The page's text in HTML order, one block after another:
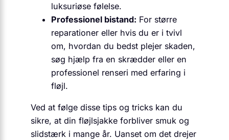
luksuriøse følelse.
Professionel bistand: For større
reparationer eller hvis du er i tvivl
om, hvordan du bedst plejer skaden,
søg hjælp fra en skrædder eller en
professionel renseri med erfaring i
fløjl.
Ved at følge disse tips og tricks kan du
sikre, at din fløjlsjakke forbliver smuk og
slidstærk i mange år. Uanset om det drejer